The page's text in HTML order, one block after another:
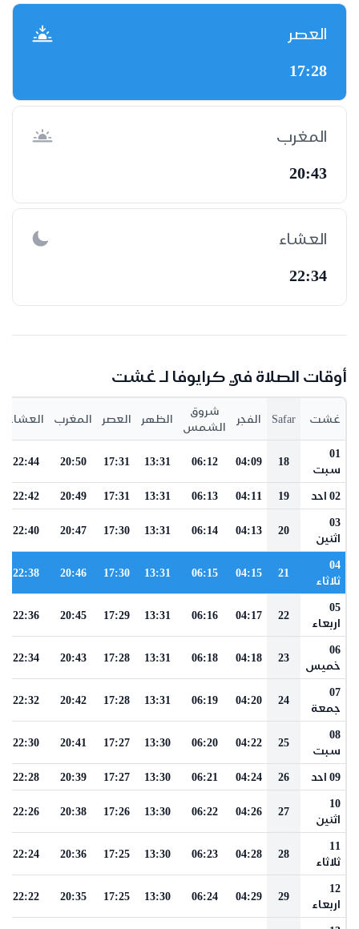
العصر
17:28
المغرب
20:43
العشاء
22:34
أوقات الصلاة في كرايوفا لـ غشت
غشت Safar الفجر
شروق
الشمس
الظهر العصر المغرب العشاء
01
سبت
18
04:09
06:12
13:31
17:31
20:50
22:44
02 احد 19
04:11
06:13
13:31
17:31
20:49
22:42
03
اثنين
20
04:13
06:14
13:31
17:30
20:47
22:40
04
ثلاثاء
21
04:15
06:15
13:31
17:30
20:46
22:38
05
اربعاء
22
04:17
06:16
13:31
17:29
20:45
22:36
06
خميس
23
04:18
06:18
13:31
17:28
20:43
22:34
07
جمعة
24
04:20
06:19
13:31
17:28
20:42
22:32
08
سبت
25
04:22
06:20
13:30
17:27
20:41
22:30
09 احد 26
04:24
06:21
13:30
17:27
20:39
22:28
10
اثنين
27
04:26
06:22
13:30
17:26
20:38
22:26
11
ثلاثاء
28
04:28
06:23
13:30
17:25
20:36
22:24
12
اربعاء
29
04:29
06:24
13:30
17:25
20:35
22:22